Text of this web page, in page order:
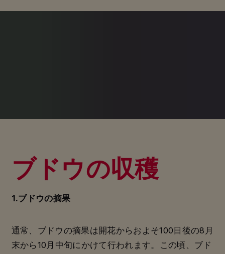
ブドウの収穫
1.ブドウの摘果
通常、ブドウの摘果は開花からおよそ100日後の8月
末から10月中旬にかけて行われます。この頃、ブド